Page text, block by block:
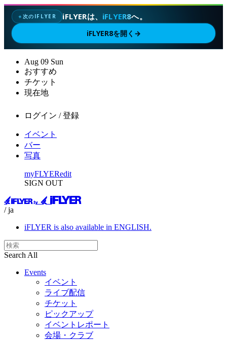
✦次のIFLYER iFLYERは、 iFLYER8へ。
iFLYER8を開く →
Aug 09 Sun
おすすめ
チケット
現在地
ログイン / 登録
イベント
バー
写真
myFLYERedit
SIGN OUT
/ ja
iFLYER is also available in ENGLISH.
Search All
Events
イベント
ライブ配信
チケット
ピックアップ
イベントレポート
会場・クラブ